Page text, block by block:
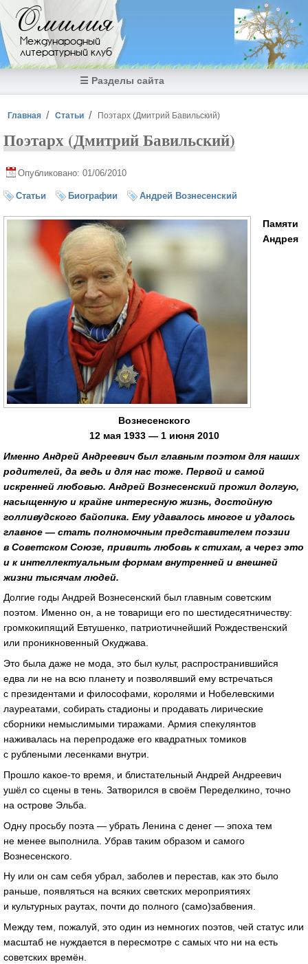
Перейти к основному содержанию
Омилия
Международный
литературный клуб
☰ Разделы сайта
Вы здесь
Главная Статьи Поэтарх (Дмитрий Бавильский)
Поэтарх (Дмитрий Бавильский)
Опубликовано: 01/06/2010
Статьи Биографии Андрей Вознесенский
Памяти
Андрея
Вознесенского
12 мая 1933 — 1 июня 2010
Именно Андрей Андреевич был главным поэтом для наших
родителей, да ведь и для нас тоже. Первой и самой
искренней любовью. Андрей Вознесенский прожил долгую,
насыщенную и крайне интересную жизнь, достойную
голливудского байопика. Ему удавалось многое и удалось
главное — стать полномочным представителем поэзии
в Советском Союзе, привить любовь к стихам, а через это
и к интеллектуальным формам внутренней и внешней
жизни тысячам людей.
Долгие годы Андрей Вознесенский был главным советским
поэтом. Именно он, а не товарищи его по шестидесятничеству:
громкокипящий Евтушенко, патриотичнейший Рождественский
или проникновенный Окуджава.
Это была даже не мода, это был культ, распространившийся
едва ли не на всю планету и позволявший ему встречаться
с президентами и философами, королями и Нобелевскими
лауреатами, собирать стадионы и продавать лирические
сборники немыслимыми тиражами. Армия спекулянтов
наживалась на перепродаже его квадратных томиков
с рублеными лесенками внутри.
Прошло какое-то время, и блистательный Андрей Андреевич
ушёл со сцены в тень. Затворился в своём Переделкино, точно
на острове Эльба.
Одну просьбу поэта — убрать Ленина с денег — эпоха тем
не менее выполнила. Убрав таким образом и самого
Вознесенского.
Ну или он сам себя убрал, заболев и перестав, как это было
раньше, появляться на всяких светских мероприятиях
и культурных раутах, почти до полного (само)забвения.
Между тем, пожалуй, это один из немногих поэтов, чей статус или
масштаб не нуждается в пересмотре с самых что ни на есть
советских времён.